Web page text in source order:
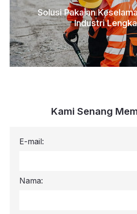
Solusi Pakaian
Industri
Kami Senang
E-mail:
Nama: